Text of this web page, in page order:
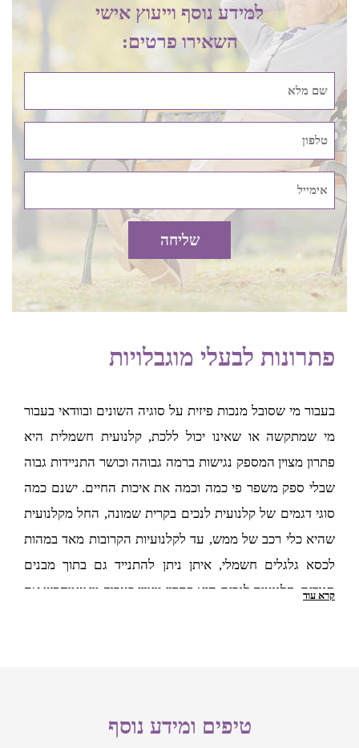
ובאזורים עירוניים, שם במקרים רבים נושא האחסון מאתגר הרבה
קלנועית מיני מתקפלת בקרית שמונההיא הפתרון הטוב ביותר
בהחלט ללכת גם על קלנועית מידי קומפקטית וגם קלנועית יחיד
מסוגים שונים בהחלט תעשה את העבודה.
מי שמעוניין לרכוש אביזרים לקלנועית בקרית שמונה בנוסף
לקלנועית, צריך לקחת גם בחשבון את האחסון שלהם. ישנם
אביזרים כאלה שאינם תופסים מקום כמו למשל מטען סלולרי,
צופר, מראת אמצע גדולה או ידית האצה סיבובית למשל. מנגד יש
אביזרים לקלנועית שתופסים יותר נפח כמו למשל גלגלים רחבים,
בהחלט בחשבון.
קניית קלנועית בקרית שמונה בהתאם
למזג האוויר
גם מזג האוויר הוא דבר שחשוב מאד לקחת בחשבון בבחירת
הקלנועית. אם אתם גרים באזורים שטופי שמש למשל, מומלץ
לבחור לכל הפחות בקלנועית עם גג. ישנן קלנועיות לזוג בקרית
שמונה וגם קלנועיות יחיד בקרית שמונה המגיעות מראש עם גג
שבהחלט עושה עבודה טובה בהגנה מפני השמש. דגמים אחרים
כמו כן, מי שחי במקומות עם כמות משקעים גבוהה בחורף, יצטרך
למידע נוסף וייעוץ אישי
השאירו פרטים:
פתרונות לבעלי מוגבלויות
בעבור מי שסובל מנכות פיזית על סוגיה השונים ובוודאי בעבור
מי שמתקשה או שאינו יכול ללכת, קלנועית חשמלית היא
פתרון מצוין המספק נגישות ברמה גבוהה וכושר התניידות גבוה
שבלי ספק משפר פי כמה וכמה את איכות החיים. ישנם כמה
סוגי דגמים של קלנועית לנכים בקרית שמונה, החל מקלנועית
שהיא כלי רכב של ממש, עד לקלנועיות הקרובות מאד במהות
לכסא גלגלים חשמלי, איתן ניתן להתנייד גם בתוך מבנים
סגורים. קלנועית לנכים היא פתרון מצוין בעבור מי שמחפש את
למי שמעוניין לחסוך כמה שקלים ברכישת הקלנועית, הפתרון
קרא עוד
טיפים ומידע נוסף